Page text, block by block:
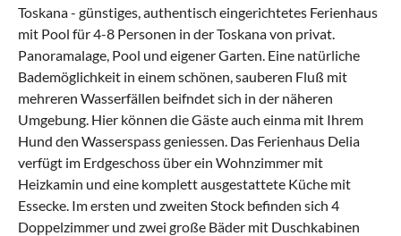
Toskana - günstiges, authentisch eingerichtetes Ferienhaus
mit Pool für 4-8 Personen in der Toskana von privat.
Panoramalage, Pool und eigener Garten. Eine natürliche
Bademöglichkeit in einem schönen, sauberen Fluß mit
mehreren Wasserfällen beifndet sich in der näheren
Umgebung. Hier können die Gäste auch einma mit Ihrem
Hund den Wasserspass geniessen. Das Ferienhaus Delia
verfügt im Erdgeschoss über ein Wohnzimmer mit
Heizkamin und eine komplett ausgestattete Küche mit
Essecke. Im ersten und zweiten Stock befinden sich 4
Doppelzimmer und zwei große Bäder mit Duschkabinen